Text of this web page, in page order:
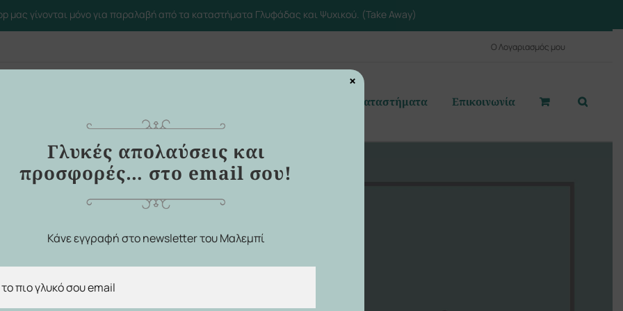
μας γίνονται μόνο για παραλαβή από τα καταστήματα Γλυφάδας και Ψυχικού. (Take Away)
Ο Λογαριασμός μου
Καταστήματα Επικοινωνία
Γλυκές απολαύσεις και
προσφορές… στο email σου!
Κάνε εγγραφή στο newsletter του Μαλεμπί
×